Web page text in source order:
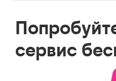
сервис